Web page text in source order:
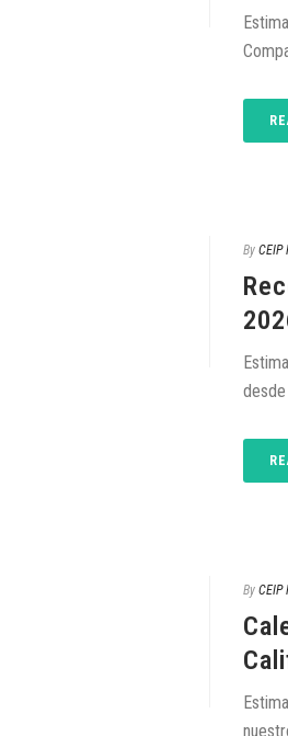
By CEIP
desde
By CEIP